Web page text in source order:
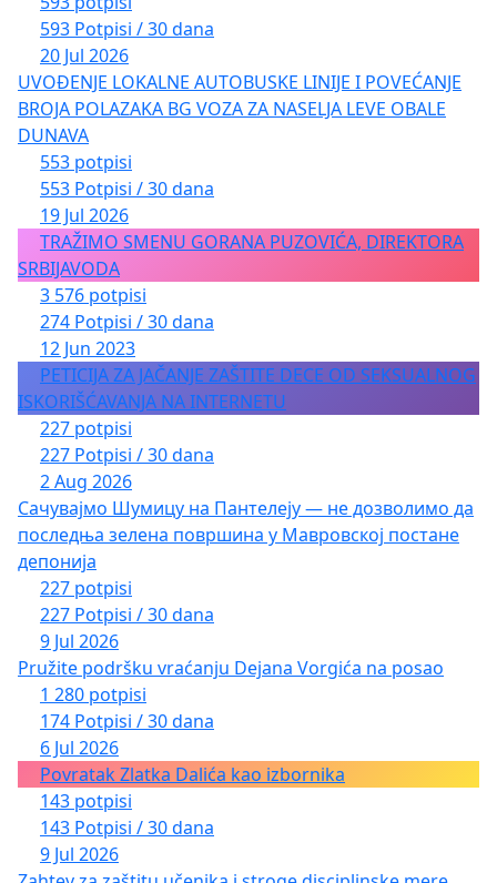
593 Potpisi / 30 dana
20 Jul 2026
UVOĐENJE LOKALNE AUTOBUSKE LINIJE I POVEĆANJE
BROJA POLAZAKA BG VOZA ZA NASELJA LEVE OBALE
DUNAVA
553 potpisi
553 Potpisi / 30 dana
19 Jul 2026
TRAŽIMO SMENU GORANA PUZOVIĆA, DIREKTORA
SRBIJAVODA
3 576 potpisi
274 Potpisi / 30 dana
12 Jun 2023
PETICIJA ZA JAČANJE ZAŠTITE DECE OD SEKSUALNOG
ISKORIŠĆAVANJA NA INTERNETU
227 potpisi
227 Potpisi / 30 dana
2 Aug 2026
Сачувајмо Шумицу на Пантелеју — не дозволимо да
последња зелена површина у Мавровској постане
депонија
227 potpisi
227 Potpisi / 30 dana
9 Jul 2026
Pružite podršku vraćanju Dejana Vorgića na posao
1 280 potpisi
174 Potpisi / 30 dana
6 Jul 2026
Povratak Zlatka Dalića kao izbornika
143 potpisi
143 Potpisi / 30 dana
9 Jul 2026